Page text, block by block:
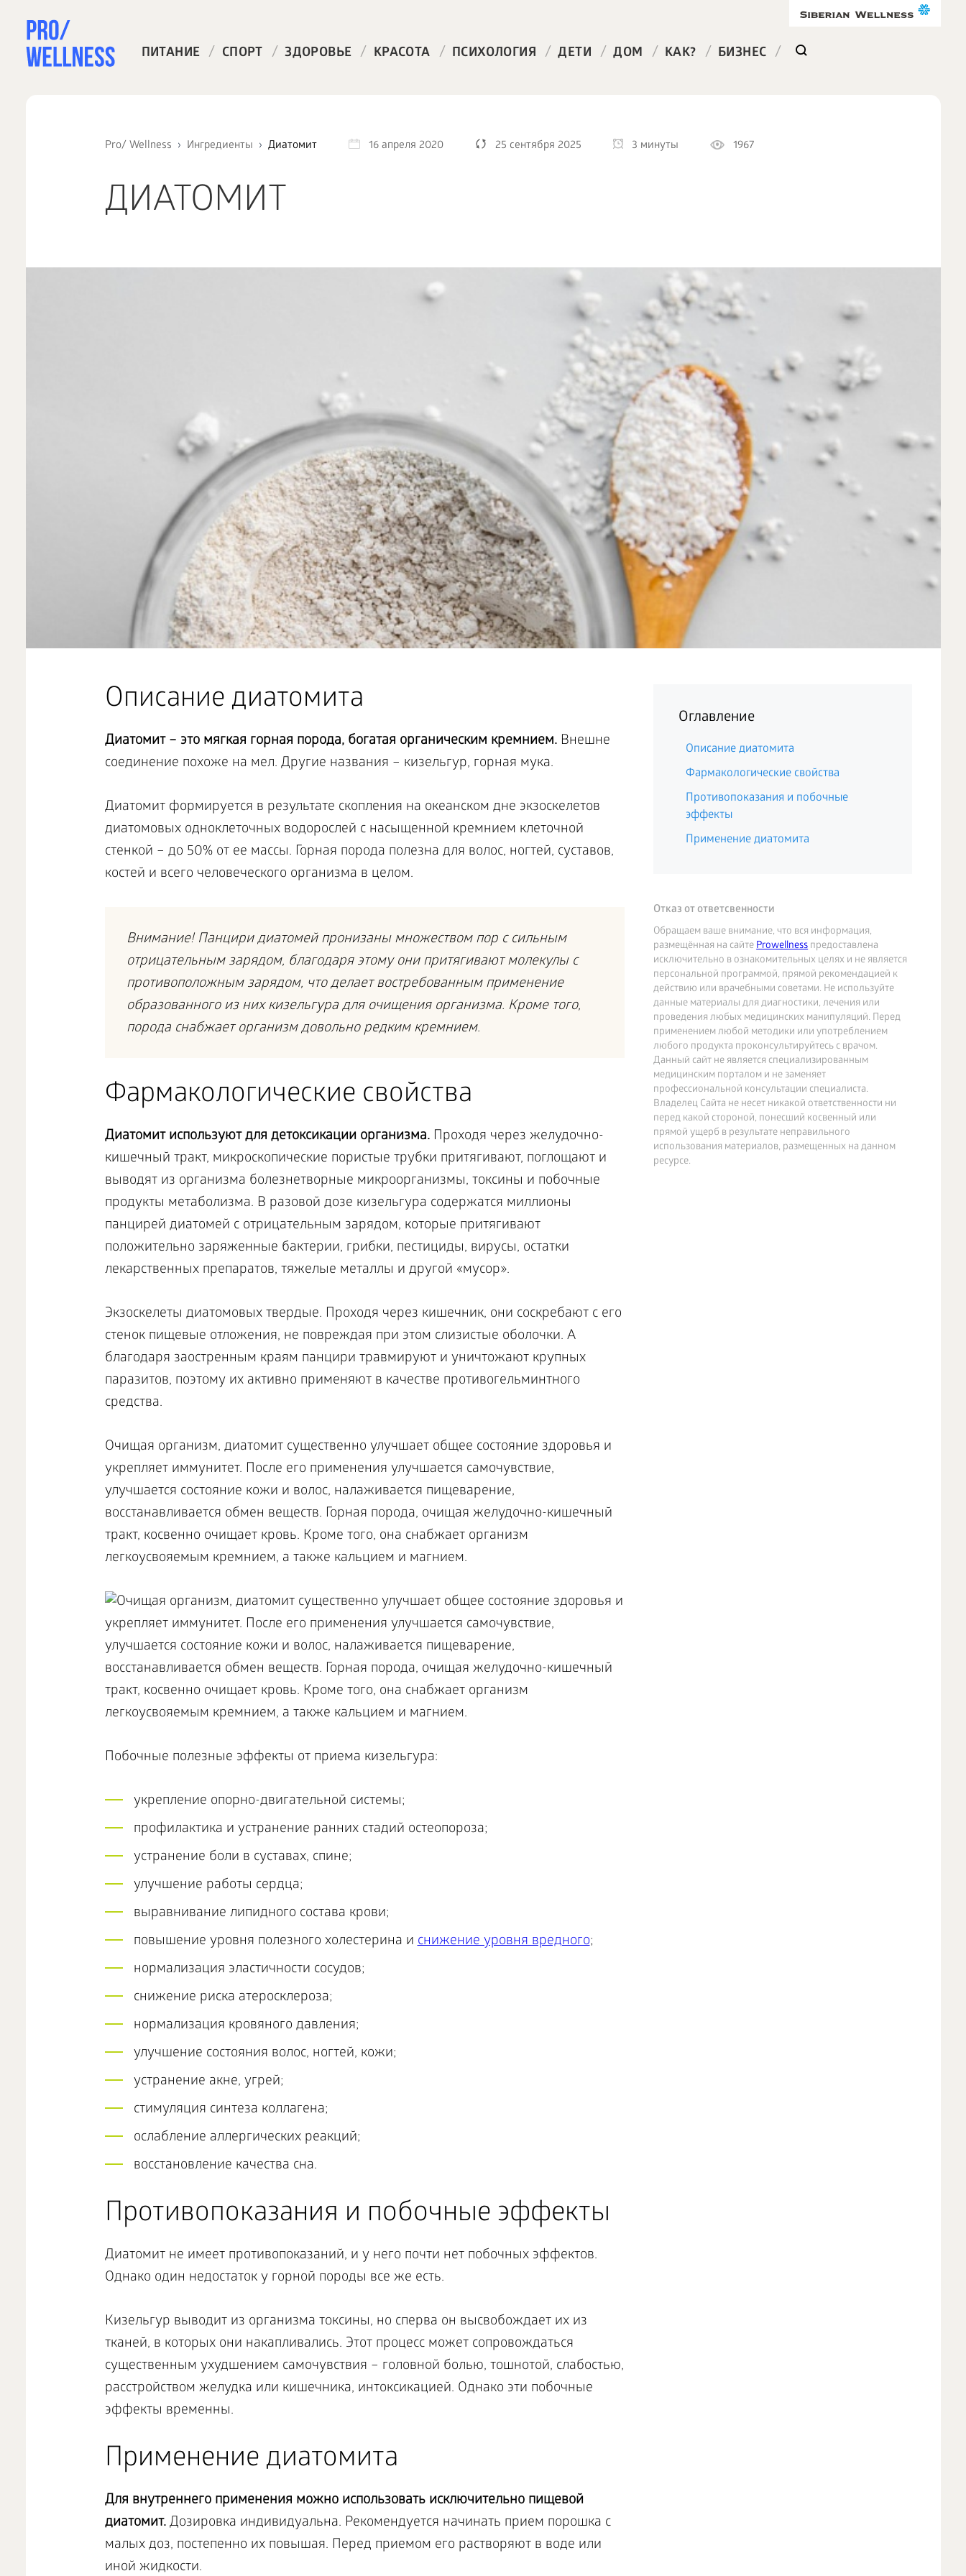
ПИТАНИЕ / СПОРТ / ЗДОРОВЬЕ / КРАСОТА / ПСИХОЛОГИЯ / ДЕТИ / ДОМ / КАК? / БИЗНЕС /
Pro/ Wellness Ингредиенты Диатомит 16 апреля 2020 25 сентября 2025 3 минуты 1967
ДИАТОМИТ
Оглавление
Описание диатомита
Фармакологические свойства
Противопоказания и побочные
эффекты
Применение диатомита
Отказ от ответсвенности
Обращаем ваше внимание, что вся информация,
размещённая на сайтеProwellnessпредоставлена
исключительно в ознакомительных целях и не является
персональной программой, прямой рекомендацией к
действию или врачебными советами. Не используйте
данные материалы для диагностики, лечения или
проведения любых медицинских манипуляций. Перед
применением любой методики или употреблением
любого продукта проконсультируйтесь с врачом.
Данный сайт не является специализированным
медицинским порталом и не заменяет
профессиональной консультации специалиста.
Владелец Сайта не несет никакой ответственности ни
перед какой стороной, понесший косвенный или
прямой ущерб в результате неправильного
использования материалов, размещенных на данном
ресурсе.
Описание диатомита
Диатомит – это мягкая горная порода, богатая органическим кремнием.Внешне
соединение похоже на мел. Другие названия – кизельгур, горная мука.
Диатомит формируется в результате скопления на океанском дне экзоскелетов
диатомовых одноклеточных водорослей с насыщенной кремнием клеточной
стенкой – до 50% от ее массы. Горная порода полезна для волос, ногтей, суставов,
костей и всего человеческого организма в целом.
Внимание! Панцири диатомей пронизаны множеством пор с сильным
отрицательным зарядом, благодаря этому они притягивают молекулы с
противоположным зарядом, что делает востребованным применение
образованного из них кизельгура для очищения организма. Кроме того,
порода снабжает организм довольно редким кремнием.
Фармакологические свойства
Диатомит используют для детоксикации организма.Проходя через желудочно-
кишечный тракт, микроскопические пористые трубки притягивают, поглощают и
выводят из организма болезнетворные микроорганизмы, токсины и побочные
продукты метаболизма. В разовой дозе кизельгура содержатся миллионы
панцирей диатомей с отрицательным зарядом, которые притягивают
положительно заряженные бактерии, грибки, пестициды, вирусы, остатки
лекарственных препаратов, тяжелые металлы и другой «мусор».
Экзоскелеты диатомовых твердые. Проходя через кишечник, они соскребают с его
стенок пищевые отложения, не повреждая при этом слизистые оболочки. А
благодаря заостренным краям панцири травмируют и уничтожают крупных
паразитов, поэтому их активно применяют в качестве противогельминтного
средства.
Очищая организм, диатомит существенно улучшает общее состояние здоровья и
укрепляет иммунитет. После его применения улучшается самочувствие,
улучшается состояние кожи и волос, налаживается пищеварение,
восстанавливается обмен веществ. Горная порода, очищая желудочно-кишечный
тракт, косвенно очищает кровь. Кроме того, она снабжает организм
легкоусвояемым кремнием, а также кальцием и магнием.
Побочные полезные эффекты от приема кизельгура:
укрепление опорно-двигательной системы;
профилактика и устранение ранних стадий остеопороза;
устранение боли в суставах, спине;
улучшение работы сердца;
выравнивание липидного состава крови;
повышение уровня полезного холестерина иснижение уровня вредного;
нормализация эластичности сосудов;
снижение риска атеросклероза;
нормализация кровяного давления;
улучшение состояния волос, ногтей, кожи;
устранение акне, угрей;
стимуляция синтеза коллагена;
ослабление аллергических реакций;
восстановление качества сна.
Противопоказания и побочные эффекты
Диатомит не имеет противопоказаний, и у него почти нет побочных эффектов.
Однако один недостаток у горной породы все же есть.
Кизельгур выводит из организма токсины, но сперва он высвобождает их из
тканей, в которых они накапливались. Этот процесс может сопровождаться
существенным ухудшением самочувствия – головной болью, тошнотой, слабостью,
расстройством желудка или кишечника, интоксикацией. Однако эти побочные
эффекты временны.
Применение диатомита
Для внутреннего применения можно использовать исключительно пищевой
диатомит.Дозировка индивидуальна. Рекомендуется начинать прием порошка с
малых доз, постепенно их повышая. Перед приемом его растворяют в воде или
иной жидкости.